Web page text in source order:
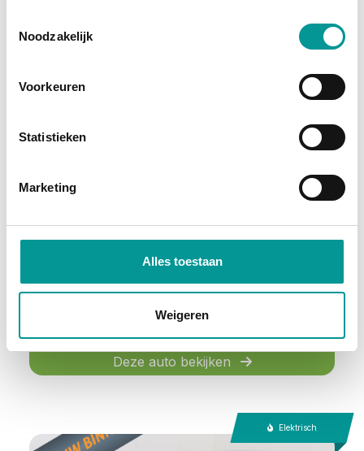
Noodzakelijk
Voorkeuren
Statistieken
Marketing
Alles toestaan
Weigeren
Fiat Ducato
€318.64/maand
Deze auto bekijken
Elektrisch